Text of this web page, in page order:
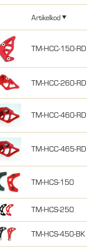
Artikelkod
TM-HCC-150-RD
TM-HCC-260-RD
TM-HCC-460-RD
TM-HCC-465-RD
TM-HCS-150
TM-HCS-250
TM-HCS-450-BK